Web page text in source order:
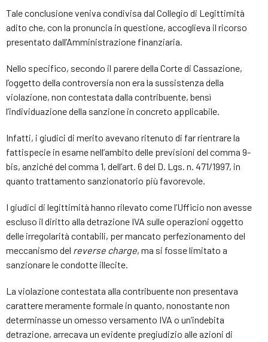
Tale conclusione veniva condivisa dal Collegio di Legittimità
adito che, con la pronuncia in questione, accoglieva il ricorso
presentato dall’Amministrazione finanziaria.
Nello specifico, secondo il parere della Corte di Cassazione,
l’oggetto della controversia non era la sussistenza della
violazione, non contestata dalla contribuente, bensì
l’individuazione della sanzione in concreto applicabile.
Infatti, i giudici di merito avevano ritenuto di far rientrare la
fattispecie in esame nell’ambito delle previsioni del comma 9-
bis, anziché del comma 1, dell’art. 6 del D. Lgs. n. 471/1997, in
quanto trattamento sanzionatorio più favorevole.
I giudici di legittimità hanno rilevato come l’Ufficio non avesse
escluso il diritto alla detrazione IVA sulle operazioni oggetto
delle irregolarità contabili, per mancato perfezionamento del
meccanismo del reverse charge, ma si fosse limitato a
sanzionare le condotte illecite.
La violazione contestata alla contribuente non presentava
carattere meramente formale in quanto, nonostante non
determinasse un omesso versamento IVA o un’indebita
detrazione, arrecava un evidente pregiudizio alle azioni di